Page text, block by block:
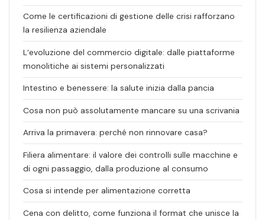
Come le certificazioni di gestione delle crisi rafforzano
la resilienza aziendale
L’evoluzione del commercio digitale: dalle piattaforme
monolitiche ai sistemi personalizzati
Intestino e benessere: la salute inizia dalla pancia
Cosa non può assolutamente mancare su una scrivania
Arriva la primavera: perché non rinnovare casa?
Filiera alimentare: il valore dei controlli sulle macchine e
di ogni passaggio, dalla produzione al consumo
Cosa si intende per alimentazione corretta
Cena con delitto, come funziona il format che unisce la